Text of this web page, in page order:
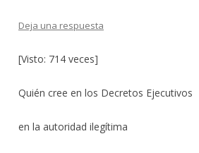
Deja una respuesta
[Visto: 714 veces]
Quién cree en los Decretos Ejecutivos
en la autoridad ilegítima